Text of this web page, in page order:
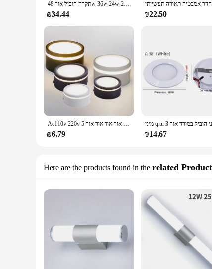
תקרה הוביל אור 48w 36w 24w 24w לוח עגול משטח הר 18w 13w 9w 6w אור ac ac 85-265v ultrathin מנורת תקרה מרובע
₪34.44 ₪22.50
Ac110v 220v הוביל אור אור אור משטח רכוב הוביל אור אור אור אור אור 5w 7w 9w 12w 15w סגנון
₪6.79 ₪14.67
Here are the products found in the related Product